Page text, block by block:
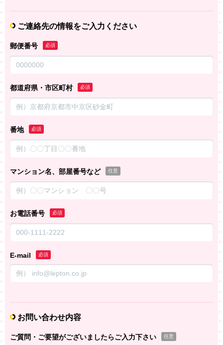
ご連絡先の情報をご入力ください
郵便番号 必須
都道府県・市区町村 必須
番地 必須
マンション名、部屋番号など 任意
お電話番号 必須
E-mail 必須
お問い合わせ内容
ご質問・ご要望がございましたらご入力下さい 任意